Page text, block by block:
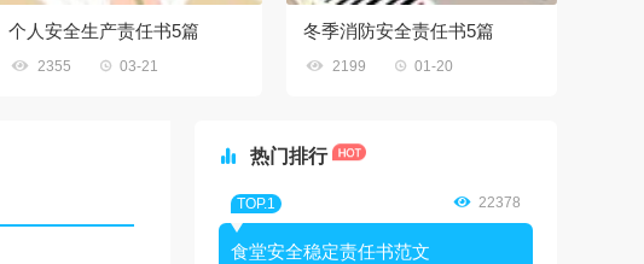
个人安全生产责任书5篇
 2355  03-21
冬季消防安全责任书5篇
 2199  01-20
 热门排行
TOP.1  22378
食堂安全稳定责任书范文